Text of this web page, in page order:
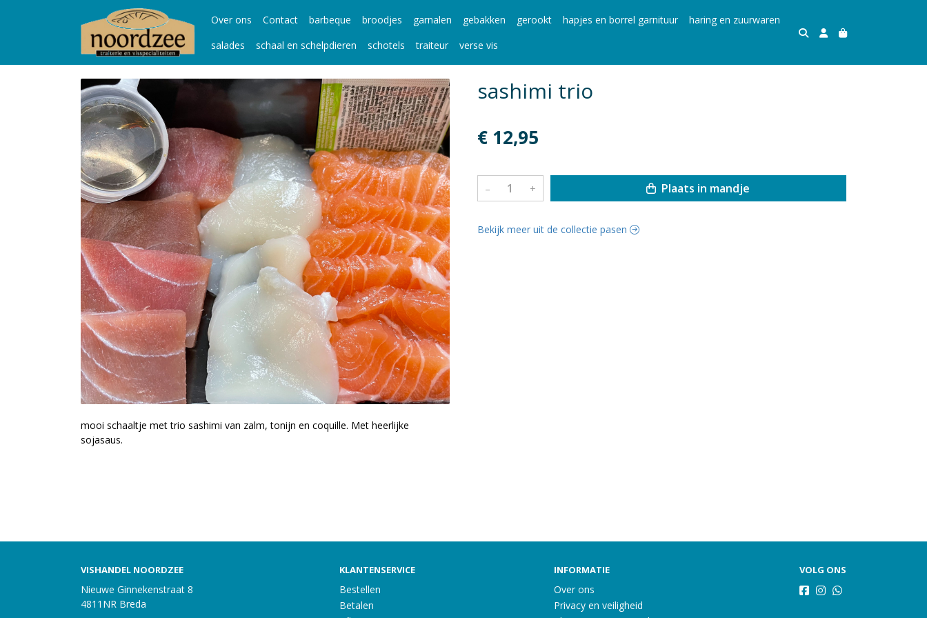
Over ons Contact barbeque broodjes garnalen gebakken gerookt hapjes en borrel garnituur
haring en zuurwaren
salades
schaal en schelpdieren schotels traiteur verse vis
mooi schaaltje met trio sashimi van zalm, tonijn en coquille. Met heerlijke
sojasaus.
sashimi trio
€ 12,95
– + Plaats in mandje
Bekijk meer uit de collectie pasen
VISHANDEL NOORDZEE
Nieuwe Ginnekenstraat 8
4811NR Breda
KLANTENSERVICE
Bestellen
Betalen
INFORMATIE
Over ons
Privacy en veiligheid
VOLG ONS